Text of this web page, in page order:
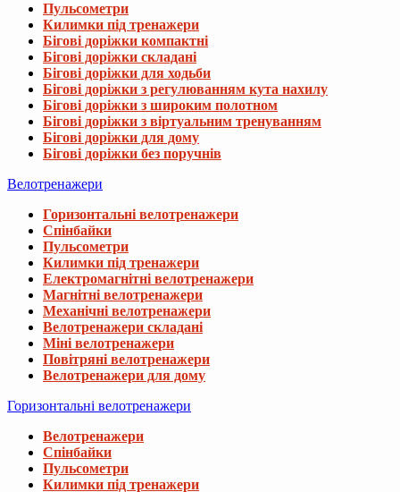
Пульсометри
Килимки під тренажери
Бігові доріжки компактні
Бігові доріжки складані
Бігові доріжки для ходьби
Бігові доріжки з регулюванням кута нахилу
Бігові доріжки з широким полотном
Бігові доріжки з віртуальним тренуванням
Бігові доріжки для дому
Бігові доріжки без поручнів
Велотренажери
Горизонтальні велотренажери
Спінбайки
Пульсометри
Килимки під тренажери
Електромагнітні велотренажери
Магнітні велотренажери
Механічні велотренажери
Велотренажери складані
Міні велотренажери
Повітряні велотренажери
Велотренажери для дому
Горизонтальні велотренажери
Велотренажери
Спінбайки
Пульсометри
Килимки під тренажери